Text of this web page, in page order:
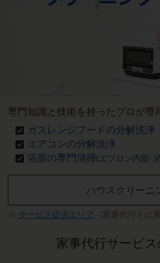
専門知識と技術を持ったプロが専
ガスレンジフードの分解洗浄
エアコンの分解洗浄
浴室の専門清掃(エプロン内部･
ハウスクリーニ
サービス提供エリア （家事代行とは
家事代行サービ